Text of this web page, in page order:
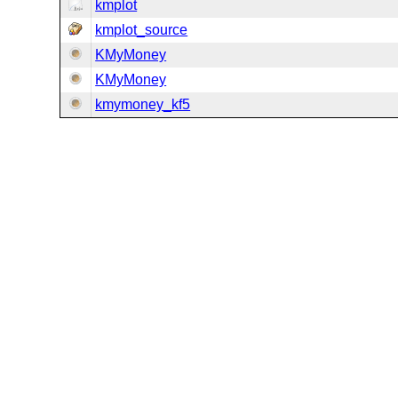
kmplot
kmplot_source
KMyMoney
KMyMoney
kmymoney_kf5